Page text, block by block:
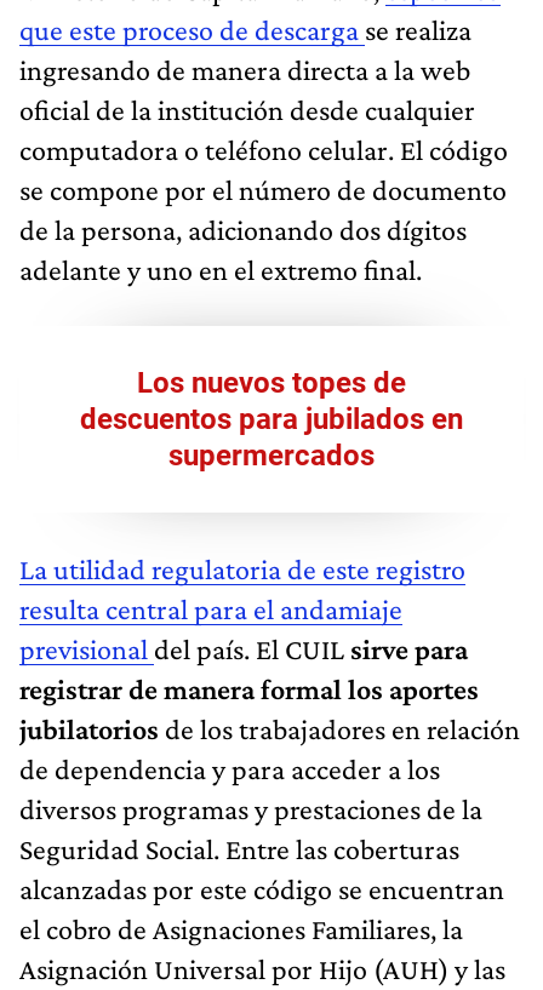
que este proceso de descarga se realiza
ingresando de manera directa a la web
oficial de la institución desde cualquier
computadora o teléfono celular. El código
se compone por el número de documento
de la persona, adicionando dos dígitos
adelante y uno en el extremo final.
Los nuevos topes de
descuentos para jubilados en
supermercados
La utilidad regulatoria de este registro
resulta central para el andamiaje
previsional del país. El CUIL sirve para
registrar de manera formal los aportes
jubilatorios de los trabajadores en relación
de dependencia y para acceder a los
diversos programas y prestaciones de la
Seguridad Social. Entre las coberturas
alcanzadas por este código se encuentran
el cobro de Asignaciones Familiares, la
Asignación Universal por Hijo (AUH) y las